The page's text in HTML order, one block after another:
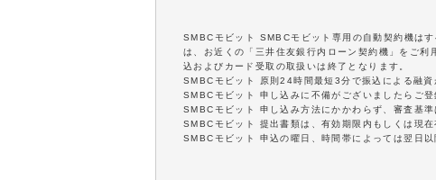
SMBCモビット SMBCモビット専用の自動契約機は
は、お近くの「三井住友銀行内ローン契約機」をご
込およびカード受取の取扱いは終了となります。
SMBCモビット 原則24時間最短3分で振込による融
SMBCモビット 申し込みに不備がございましたらご登
SMBCモビット 申し込み方法にかかわらず、審査基準
SMBCモビット 提出書類は、有効期限内もしくは現在
SMBCモビット 申込の曜日、時間帯によっては翌日以